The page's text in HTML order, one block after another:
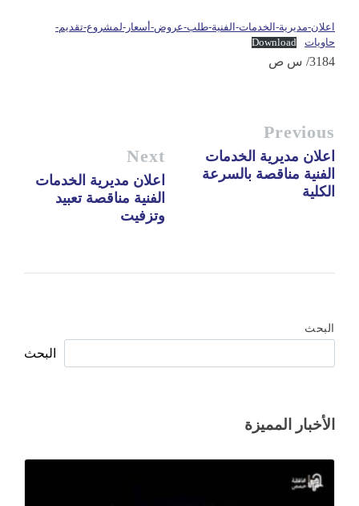
اعلان-مديرية-الخدمات-الفنية-طلب-عروض-أسعار-لمشروع-تقديم-
حاويات
Download
3184/ س ص
Previous
اعلان مديرية الخدمات
الفنية مناقصة بالسرعة
الكلية
Next
اعلان مديرية الخدمات
الفنية مناقصة تعبيد
وتزفيت
البحث
البحث
الأخبار المميزة